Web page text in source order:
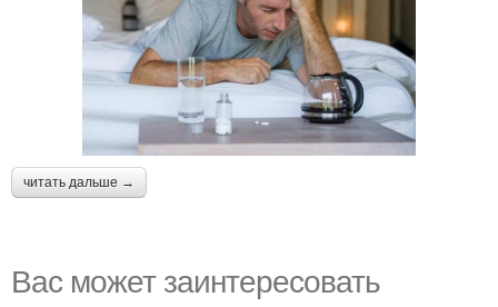
читать дальше →
Вас может заинтересовать